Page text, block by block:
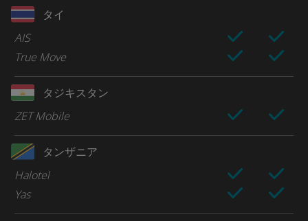
タイ
AIS
True Move
タジキスタン
ZET Mobile
タンザニア
Halotel
Yas